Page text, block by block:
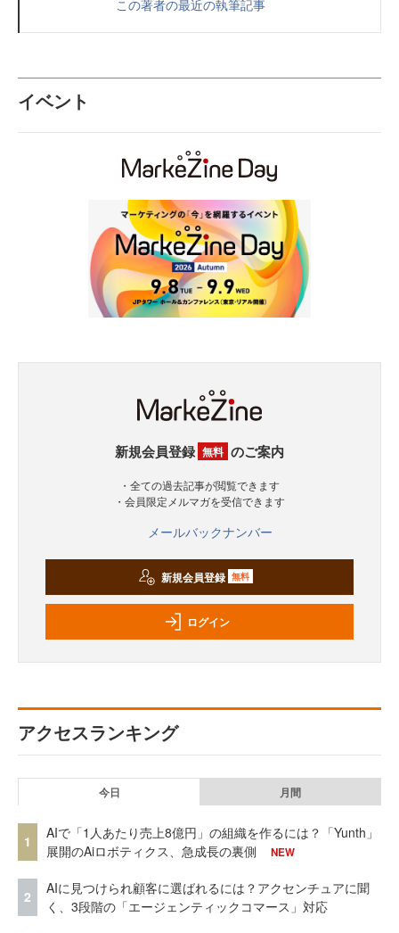
この著者の最近の執筆記事
イベント
新規会員登録 無料 のご案内
・全ての過去記事が閲覧できます
・会員限定メルマガを受信できます
メールバックナンバー
新規会員登録 無料
ログイン
アクセスランキング
今日 月間
1
AIで「1人あたり売上8億円」の組織を作るには？「Yunth」
展開のAiロボティクス、急成長の裏側
NEW
2
AIに見つけられ顧客に選ばれるには？アクセンチュアに聞
く、3段階の「エージェンティックコマース」対応